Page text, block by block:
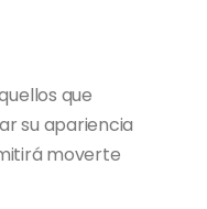
que
su apariencia
moverte